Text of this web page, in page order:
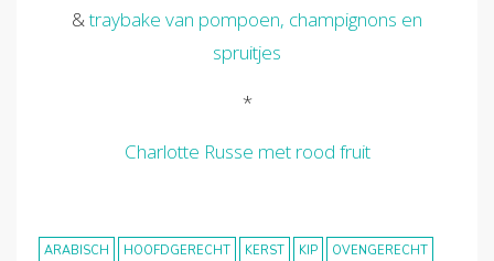
&traybake van pompoen, champignons en
spruitjes
*
Charlotte Russe met rood fruit
ARABISCH HOOFDGERECHT KERST KIP OVENGERECHT